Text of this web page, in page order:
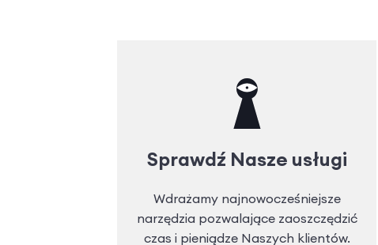
Sprawdź Nasze usługi
Wdrażamy najnowocześniejsze
narzędzia pozwalające zaoszczędzić
czas i pieniądze Naszych klientów.